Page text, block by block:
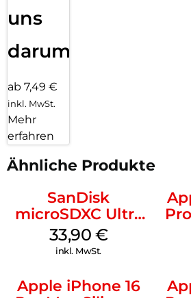
uns
darum!
ab 7,49 €
inkl. MwSt.
Mehr
erfahren
Ähnliche Produkte
SanDisk
microSDXC Ultra
128 GB + Adapter
Mobile
33,90 €
inkl. MwSt.
Apple iPhone 16